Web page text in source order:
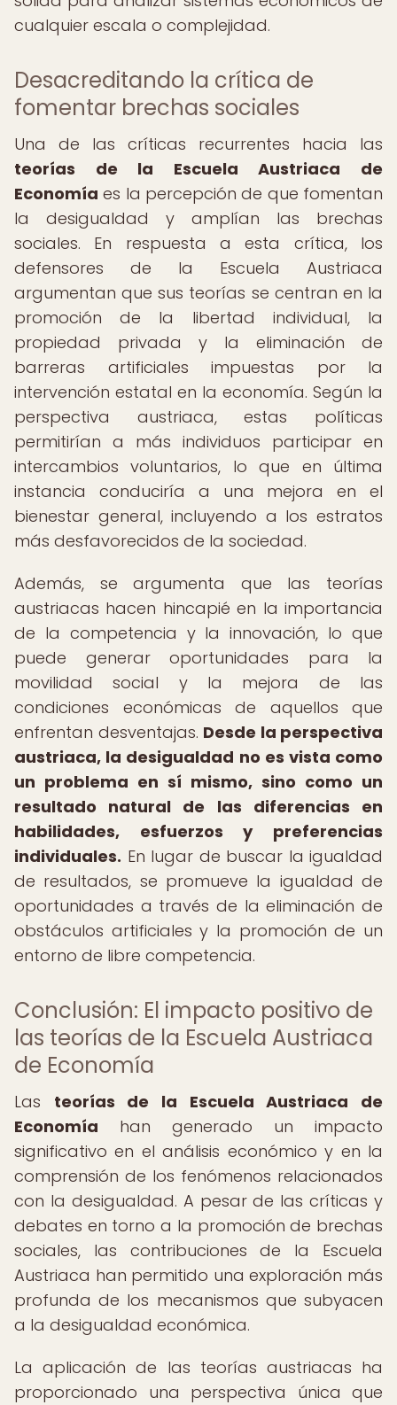
cualquier escala o complejidad.
Desacreditando la crítica de
fomentar brechas sociales
Una de las críticas recurrentes hacia las
teorías de la Escuela Austriaca de
Economía es la percepción de que fomentan
la desigualdad y amplían las brechas
sociales. En respuesta a esta crítica, los
defensores de la Escuela Austriaca
argumentan que sus teorías se centran en la
promoción de la libertad individual, la
propiedad privada y la eliminación de
barreras artificiales impuestas por la
intervención estatal en la economía. Según la
perspectiva austriaca, estas políticas
permitirían a más individuos participar en
intercambios voluntarios, lo que en última
instancia conduciría a una mejora en el
bienestar general, incluyendo a los estratos
más desfavorecidos de la sociedad.
Además, se argumenta que las teorías
austriacas hacen hincapié en la importancia
de la competencia y la innovación, lo que
puede generar oportunidades para la
movilidad social y la mejora de las
condiciones económicas de aquellos que
enfrentan desventajas. Desde la perspectiva
austriaca, la desigualdad no es vista como
un problema en sí mismo, sino como un
resultado natural de las diferencias en
habilidades, esfuerzos y preferencias
individuales. En lugar de buscar la igualdad
de resultados, se promueve la igualdad de
oportunidades a través de la eliminación de
obstáculos artificiales y la promoción de un
entorno de libre competencia.
Conclusión: El impacto positivo de
las teorías de la Escuela Austriaca
de Economía
Las teorías de la Escuela Austriaca de
Economía han generado un impacto
significativo en el análisis económico y en la
comprensión de los fenómenos relacionados
con la desigualdad. A pesar de las críticas y
debates en torno a la promoción de brechas
sociales, las contribuciones de la Escuela
Austriaca han permitido una exploración más
profunda de los mecanismos que subyacen
a la desigualdad económica.
La aplicación de las teorías austriacas ha
proporcionado una perspectiva única que